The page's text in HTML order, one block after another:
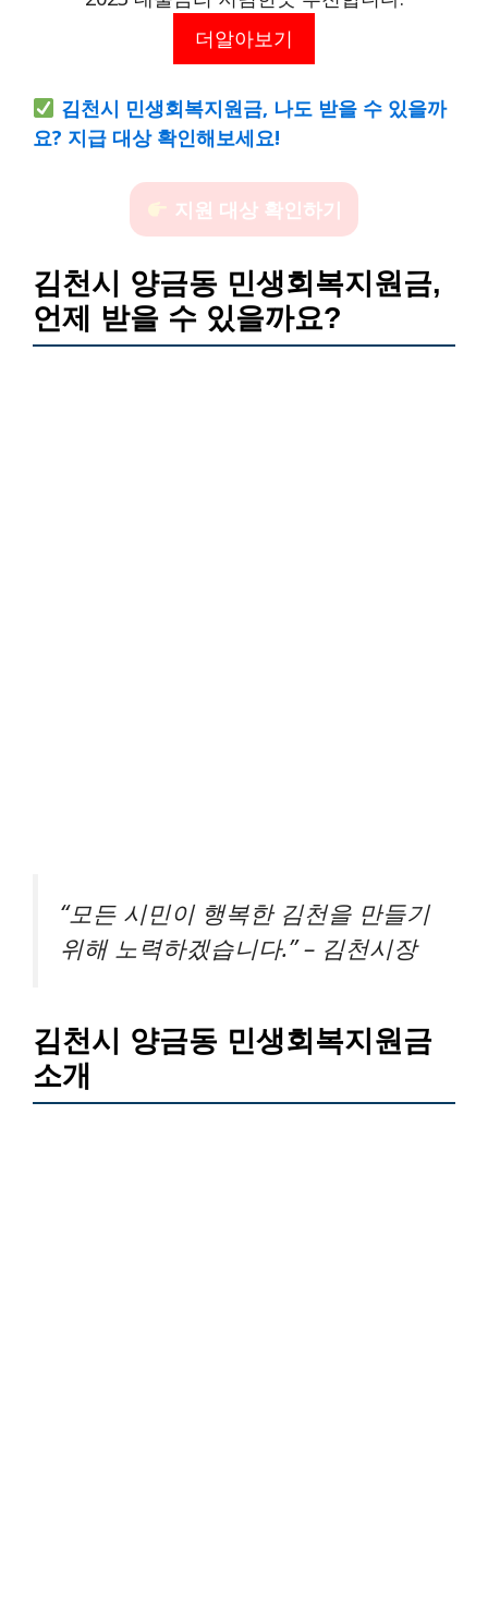
더알아보기
김천시 민생회복지원금, 나도 받을 수 있을까
요? 지급 대상 확인해보세요!
지원 대상 확인하기
김천시 양금동 민생회복지원금,
언제 받을 수 있을까요?
“모든 시민이 행복한 김천을 만들기
위해 노력하겠습니다.” – 김천시장
김천시 양금동 민생회복지원금
소개